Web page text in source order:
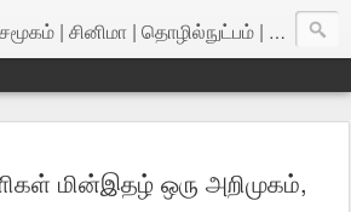
| சினிமா | தொழில்நுட்பம் | அறிவியல்
மின்இதழ் ஒரு அறிமுகம்,